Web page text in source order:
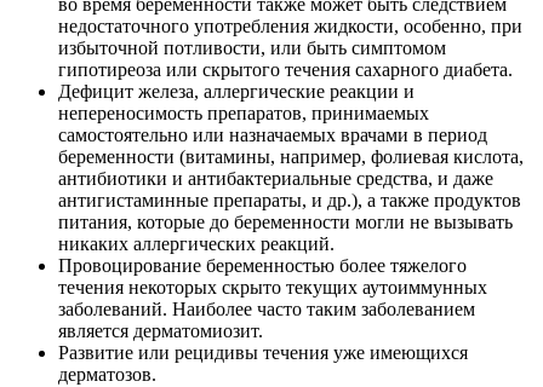
во время беременности также может быть следствием
недостаточного употребления жидкости, особенно, при
избыточной потливости, или быть симптомом
гипотиреоза или скрытого течения сахарного диабета.
Дефицит железа, аллергические реакции и
непереносимость препаратов, принимаемых
самостоятельно или назначаемых врачами в период
беременности (витамины, например, фолиевая кислота,
антибиотики и антибактериальные средства, и даже
антигистаминные препараты, и др.), а также продуктов
питания, которые до беременности могли не вызывать
никаких аллергических реакций.
Провоцирование беременностью более тяжелого
течения некоторых скрыто текущих аутоиммунных
заболеваний. Наиболее часто таким заболеванием
является дерматомиозит.
Развитие или рецидивы течения уже имеющихся
дерматозов.